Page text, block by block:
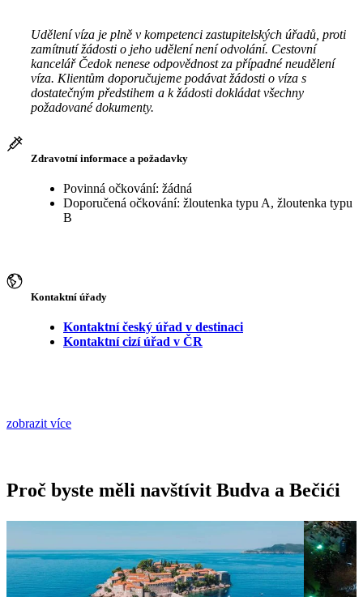
Udělení víza je plně v kompetenci zastupitelských úřadů, proti
zamítnutí žádosti o jeho udělení není odvolání. Cestovní
kancelář Čedok nenese odpovědnost za případné neudělení
víza. Klientům doporučujeme podávat žádosti o víza s
dostatečným předstihem a k žádosti dokládat všechny
požadované dokumenty.
Zdravotní informace a požadavky
Povinná očkování: žádná
Doporučená očkování: žloutenka typu A, žloutenka typu
B
Kontaktní úřady
Kontaktní český úřad v destinaci
Kontaktní cizí úřad v ČR
zobrazit více
Proč byste měli navštívit Budva a Bečići